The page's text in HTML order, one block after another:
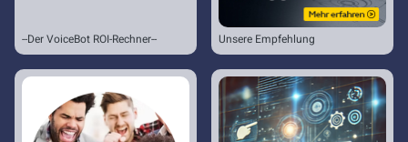
--Der VoiceBot ROI-Rechner-- Unsere Empfehlung